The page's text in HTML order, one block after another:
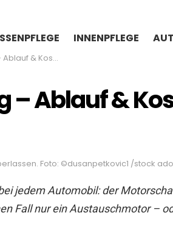
INNENPFLEGE
& Kosten
– Ablauf &
Foto: ©dusanpetkovic1 /stock
jedem Automobil: der
Fall nur ein Austauschmotor –